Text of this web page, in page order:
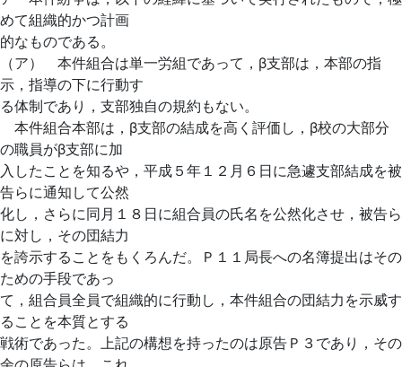
めて組織的かつ計画
的なものである。
（ア） 本件組合は単一労組であって，β支部は，本部の指
示，指導の下に行動す
る体制であり，支部独自の規約もない。
本件組合本部は，β支部の結成を高く評価し，β校の大部分
の職員がβ支部に加
入したことを知るや，平成５年１２月６日に急遽支部結成を被
告らに通知して公然
化し，さらに同月１８日に組合員の氏名を公然化させ，被告ら
に対し，その団結力
を誇示することをもくろんだ。Ｐ１１局長への名簿提出はその
ための手段であっ
て，組合員全員で組織的に行動し，本件組合の団結力を示威す
ることを本質とする
戦術であった。上記の構想を持ったのは原告Ｐ３であり，その